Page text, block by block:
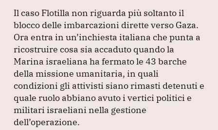
Il caso Flotilla non riguarda più soltanto il
blocco delle imbarcazioni dirette verso Gaza.
Ora entra in un’inchiesta italiana che punta a
ricostruire cosa sia accaduto quando la
Marina israeliana ha fermato le 43 barche
della missione umanitaria, in quali
condizioni gli attivisti siano rimasti detenuti e
quale ruolo abbiano avuto i vertici politici e
militari israeliani nella gestione
dell’operazione.